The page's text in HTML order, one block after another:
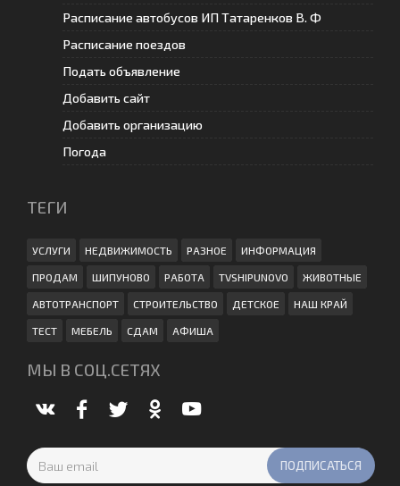
Расписание автобусов ИП Татаренков В. Ф
Расписание поездов
Подать объявление
Добавить сайт
Добавить организацию
Погода
ТЕГИ
УСЛУГИ НЕДВИЖИМОСТЬ РАЗНОЕ ИНФОРМАЦИЯ
ПРОДАМ ШИПУНОВО РАБОТА TVSHIPUNOVO ЖИВОТНЫЕ
АВТОТРАНСПОРТ СТРОИТЕЛЬСТВО ДЕТСКОЕ НАШ КРАЙ
ТЕСТ МЕБЕЛЬ СДАМ АФИША
МЫ В СОЦ.СЕТЯХ